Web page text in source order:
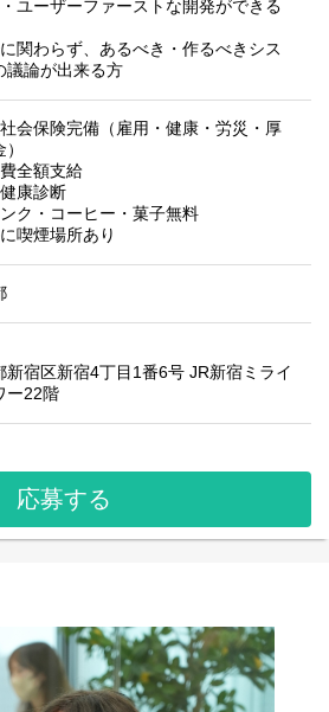
ユーザーファーストな開発ができる
関わらず、あるべき・作るべきシス
議論が出来る方
会保険完備（雇用・健康・労災・厚
全額支給
康診断
ク・コーヒー・菓子無料
喫煙場所あり
新宿区新宿4丁目1番6号 JR新宿ミライ
ー22階
応募する